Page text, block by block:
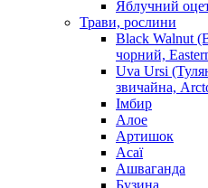
Яблучний
Трави, рослини
Black Walnut
чорний,
Uva Ursi
звичайна,
Імбир
Алое
Артишок
Асаї
Ашваганда
Бузина